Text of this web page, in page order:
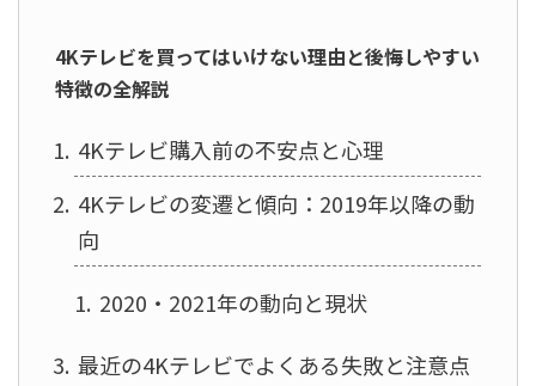
4Kテレビを買ってはいけない理由と後悔しやすい
特徴の全解説
4Kテレビ購入前の不安点と心理
4Kテレビの変遷と傾向：2019年以降の動
向
2020・2021年の動向と現状
最近の4Kテレビでよくある失敗と注意点